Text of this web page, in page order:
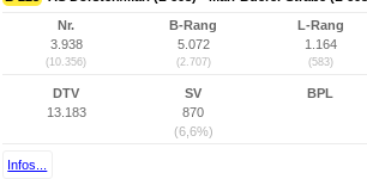
Nr.
3.938
(10.356)
B-Rang
5.072
(2.707)
L-Rang
1.164
(583)
DTV
13.183
SV
870
(6,6%)
BPL
Infos...